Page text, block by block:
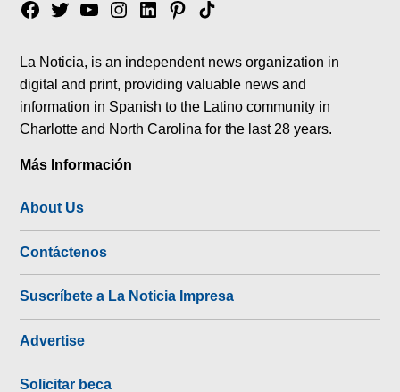
Facebook
TwitterYouTubeInstagram
LinkedinPinterest
Tik
La Noticia, is an independent news organization in
digital and print, providing valuable news and
information in Spanish to the Latino community in
Charlotte and North Carolina for the last 28 years.
Más Información
About Us
Contáctenos
Suscríbete a La Noticia Impresa
Advertise
Solicitar beca